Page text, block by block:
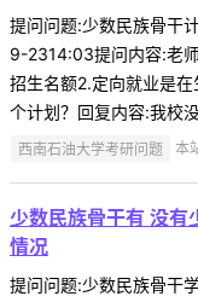
提问问题:少数民族骨干
9-2314:03提问内容:老
招生名额2.定向就业是
个计划？回复内容:我校
西南石油大学考研问题 本
少数民族骨干有 没有
情况
提问问题:少数民族骨